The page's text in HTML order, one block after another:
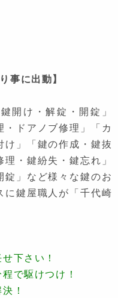
事に出動】
開け・解錠・開錠」
・ドアノブ修理」「カ
」「鍵の作成・鍵抜
・鍵紛失・鍵忘れ」
錠」など様々な鍵のお
鍵屋職人が「千代崎
下さい！
で駆けつけ！
！